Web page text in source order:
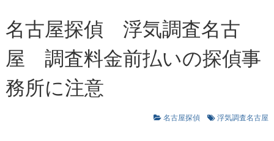
名古屋探偵 浮気調査名古
屋 調査料金前払いの探偵事
務所に注意
名古屋探偵 浮気調査名古屋